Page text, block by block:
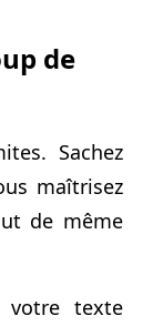
de
Sachez
maîtrisez
de même
votre texte